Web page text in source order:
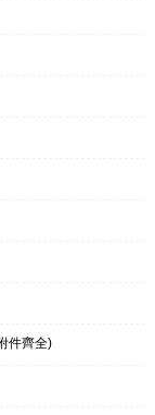
件齊全)